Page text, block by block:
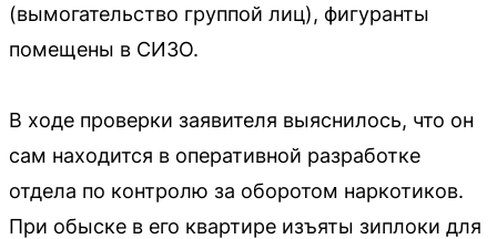
(вымогательство группой лиц), фигуранты
помещены в СИЗО.
В ходе проверки заявителя выяснилось, что он
сам находится в оперативной разработке
отдела по контролю за оборотом наркотиков.
При обыске в его квартире изъяты зиплоки для